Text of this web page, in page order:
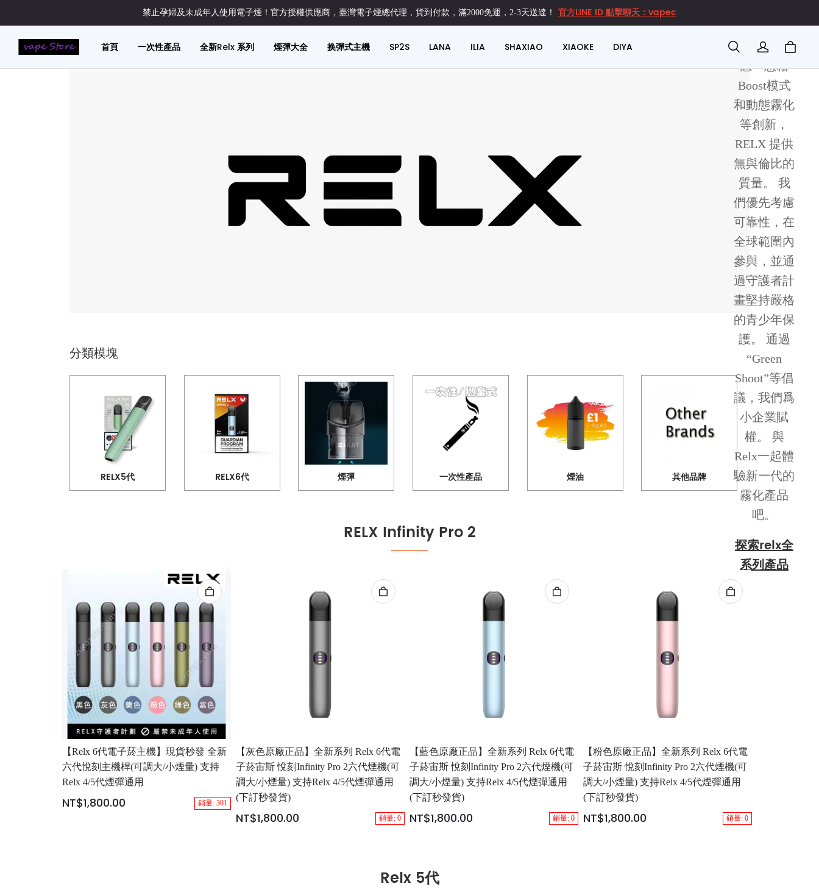
禁止孕婦及未成年人使用電子煙！官方授權供應商，臺灣電子煙總代理，貨到付款，滿2000免運，2-3天送達！ 官方LINE ID 點擊聊天：vapec
首頁 一次性產品 全新Relx 系列 煙彈大全 换彈式主機 SP2S LANA ILIA SHAXIAO XIAOKE DIYA
精心製作的
超級絲滑口
感™憑藉
Boost模式
和動態霧化
等創新，
RELX 提供
無與倫比的
質量。 我
們優先考慮
可靠性，在
全球範圍內
參與，並通
過守護者計
畫堅持嚴格
的青少年保
護。 通過
“Green
Shoot”等倡
議，我們爲
小企業賦
權。 與
Relx一起體
驗新一代的
霧化產品
吧。
探索relx全
系列產品
分類模塊
RELX5代 RELX6代 煙彈 一次性產品 煙油 其他品牌
RELX Infinity Pro 2
【Relx 6代電子菸主機】現貨秒發 全新
六代悅刻主機桿(可調大/小煙量) 支持
Relx 4/5代煙彈通用
NT$1,800.00 銷量: 301
【灰色原廠正品】全新系列 Relx 6代電
子菸宙斯 悅刻Infinity Pro 2六代煙機(可
調大/小煙量) 支持Relx 4/5代煙彈通用
(下訂秒發貨)
NT$1,800.00 銷量: 0
【藍色原廠正品】全新系列 Relx 6代電
子菸宙斯 悅刻Infinity Pro 2六代煙機(可
調大/小煙量) 支持Relx 4/5代煙彈通用
(下訂秒發貨)
NT$1,800.00 銷量: 0
【粉色原廠正品】全新系列 Relx 6代電
子菸宙斯 悅刻Infinity Pro 2六代煙機(可
調大/小煙量) 支持Relx 4/5代煙彈通用
(下訂秒發貨)
NT$1,800.00 銷量: 0
Relx 5代